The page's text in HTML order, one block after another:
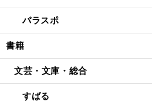
パラスポ
書籍
文芸・文庫・総合
すばる